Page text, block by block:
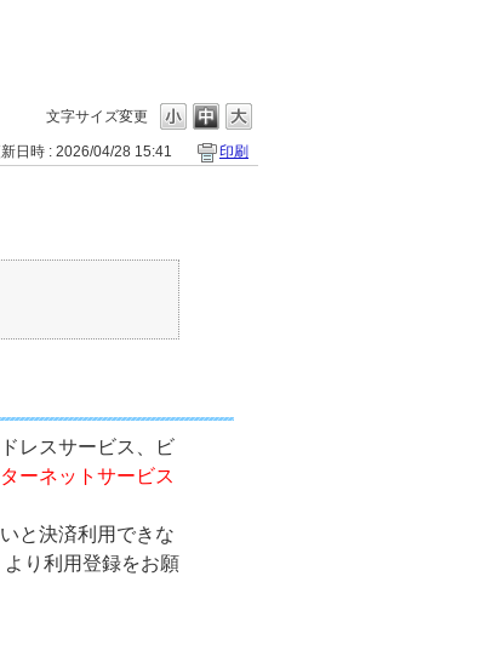
文字サイズ変更
日時 : 2026/04/28 15:41 印刷
レスサービス、ビ
ーネットサービス
と決済利用できな
より利用登録をお願